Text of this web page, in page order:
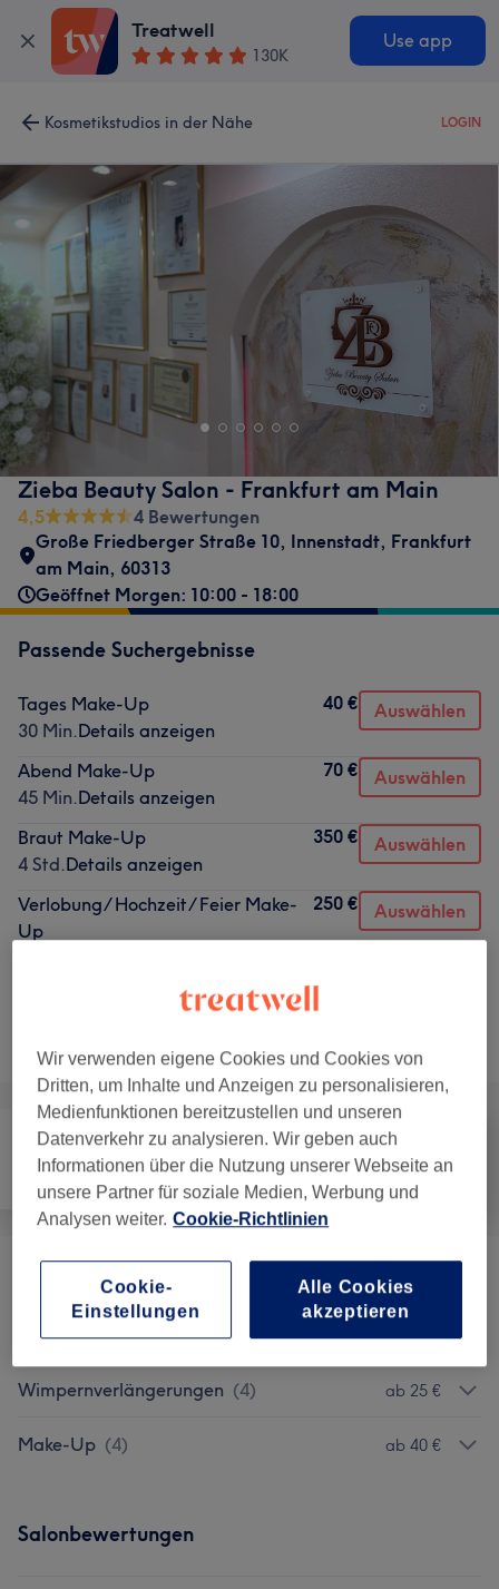
Treatwell
130K
Use app
Kosmetikstudios in der Nähe LOGIN
Zieba Beauty Salon - Frankfurt am Main
4,5
4 Bewertungen
Große Friedberger Straße 10, Innenstadt, Frankfurt
am Main, 60313
Geöffnet Morgen: 10:00 - 18:00
Passende Suchergebnisse
Tages Make-Up
30 Min.Details anzeigen
40 € Auswählen
Abend Make-Up
45 Min.Details anzeigen
70 € Auswählen
Braut Make-Up
4 Std.Details anzeigen
350 € Auswählen
Verlobung/ Hochzeit/ Feier Make-
Up
250 € Auswählen
Alle Services
Nägel Haarentfernung Gesicht
Permanent Make-Up ab 150 €
Augenbrauen & Wimpernbehandlungen (3) ab 8 €
Wimpernverlängerungen (4) ab 25 €
Make-Up (4) ab 40 €
Salonbewertungen
Wir verwenden eigene Cookies und Cookies von
Dritten, um Inhalte und Anzeigen zu personalisieren,
Medienfunktionen bereitzustellen und unseren
Datenverkehr zu analysieren. Wir geben auch
Informationen über die Nutzung unserer Webseite an
unsere Partner für soziale Medien, Werbung und
Analysen weiter. Cookie-Richtlinien
Cookie-
Einstellungen
Alle Cookies
akzeptieren